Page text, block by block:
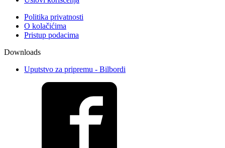
Politika privatnosti
O kolačićima
Pristup podacima
Downloads
Uputstvo za pripremu - Bilbordi